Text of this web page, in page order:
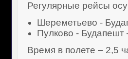
Регулярные рейсы
Шереметьево -
Пулково -
Время в полете – 2,5